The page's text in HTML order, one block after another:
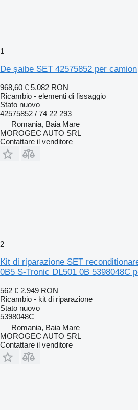
1
De șaibe SET 42575852 per camion
968,60 € 5.082 RON
Ricambio - elementi di fissaggio
Stato nuovo
42575852 / 74 22 293
Romania, Baia Mare
MOROGEC AUTO SRL
Contattare il venditore
2
Kit di riparazione SET
0B5 S-Tronic DL501 0B 5398048C
562 € 2.949 RON
Ricambio - kit di riparazione
Stato nuovo
5398048C
Romania, Baia Mare
MOROGEC AUTO SRL
Contattare il venditore